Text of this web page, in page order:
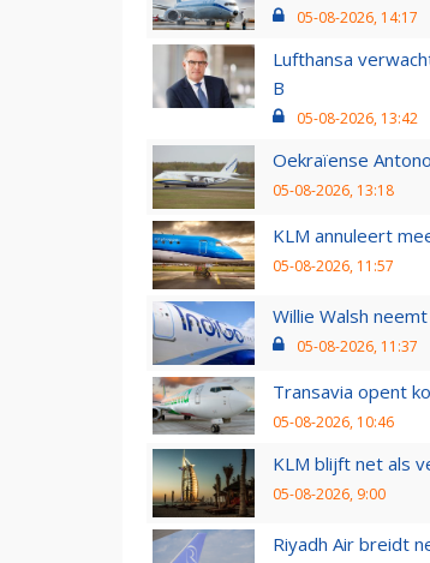
05-08-2026, 14:17
Lufthansa
B
05-08-2026, 13:42
Oekraïense
05-08-2026, 13:18
KLM annuleert
05-08-2026, 11:57
Willie Walsh
05-08-2026, 11:37
Transavia opent
05-08-2026, 10:46
KLM blijft net als
05-08-2026, 9:00
Riyadh Air breidt